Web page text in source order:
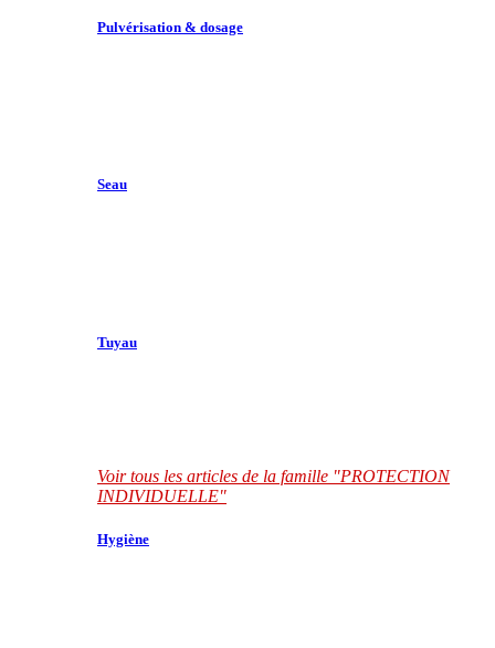
Pulvérisation & dosage
Seau
Tuyau
Voir tous les articles de la famille "PROTECTION
INDIVIDUELLE"
Hygiène